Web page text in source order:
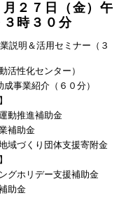
２７日（金）午
時３０分
説明＆活用セミナー（３
活性化センター）
事業紹介（６０分）
動推進補助金
補助金
域づくり団体支援寄附金
グホリデー支援補助金
助金